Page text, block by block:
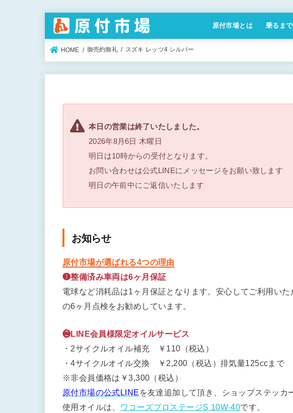
原付市場とは 乗るま
HOME 御売約御礼 スズキ レッツ4 シルバー
本日の営業は終了いたしました。
2026年8月6日 木曜日
明日は10時からの受付となります。
お問い合わせは公式LINEにメッセージをお願い致します
明日の午前中にご返信いたします
お知らせ
原付市場が選ばれる4つの理由
❶整備済み車両は6ヶ月保証
電球など消耗品は1ヶ月保証となります。安心してご利用い
の6ヶ月点検をお勧めしています。
❷LINE会員様限定オイルサービス
・2サイクルオイル補充 ￥110（税込）
・4サイクルオイル交換 ￥2,200（税込）排気量125ccまで
※非会員価格は￥3,300（税込）
原付市場の公式LINE を友達追加して頂き、ショップステッカ
使用オイルは、
ワコーズプロステージS 10W-40です。